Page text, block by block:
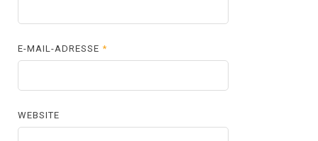
E-MAIL-ADRESSE*
WEBSITE